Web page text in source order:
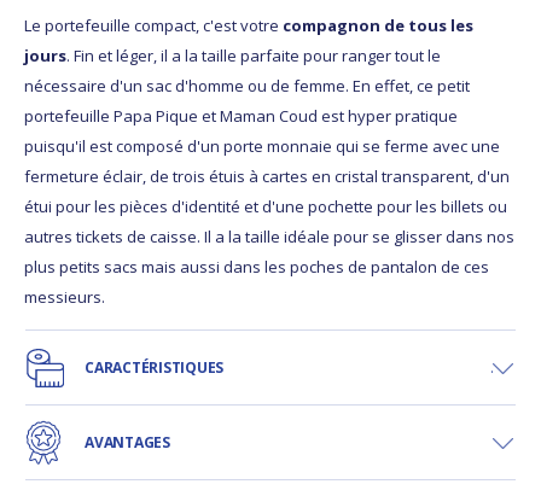
Le portefeuille compact, c'est votre compagnon de tous les
jours. Fin et léger, il a la taille parfaite pour ranger tout le
nécessaire d'un sac d'homme ou de femme. En effet, ce petit
portefeuille Papa Pique et Maman Coud est hyper pratique
puisqu'il est composé d'un porte monnaie qui se ferme avec une
fermeture éclair, de trois étuis à cartes en cristal transparent, d'un
étui pour les pièces d'identité et d'une pochette pour les billets ou
autres tickets de caisse. Il a la taille idéale pour se glisser dans nos
plus petits sacs mais aussi dans les poches de pantalon de ces
messieurs.
CARACTÉRISTIQUES
AVANTAGES